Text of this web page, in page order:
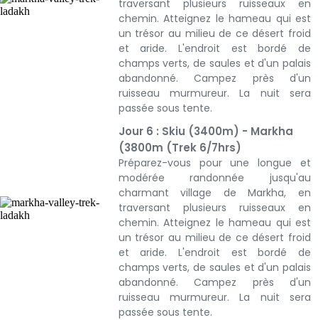
traversant plusieurs ruisseaux en
chemin. Atteignez le hameau qui est
un trésor au milieu de ce désert froid
et aride. L'endroit est bordé de
champs verts, de saules et d'un palais
abandonné. Campez près d'un
ruisseau murmureur. La nuit sera
passée sous tente.
Jour 6 : Skiu (3400m) - Markha
(3800m (Trek 6/7hrs)
Préparez-vous pour une longue et
modérée randonnée jusqu'au
charmant village de Markha, en
traversant plusieurs ruisseaux en
chemin. Atteignez le hameau qui est
un trésor au milieu de ce désert froid
et aride. L'endroit est bordé de
champs verts, de saules et d'un palais
abandonné. Campez près d'un
ruisseau murmureur. La nuit sera
passée sous tente.